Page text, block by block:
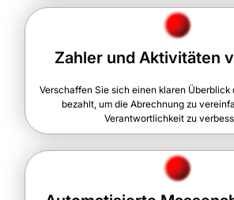
Zahler und Aktivitäten
Verschaffen Sie sich einen klaren Überblick
bezahlt, um die Abrechnung zu
Verantwortlichkeit zu